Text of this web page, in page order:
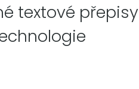
textové přepisy